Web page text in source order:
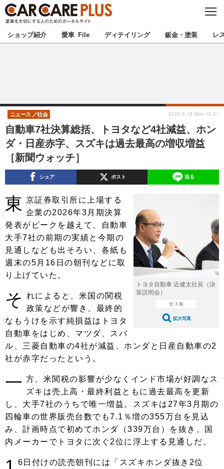
C
S
E
★カーケアプラス認定★ 厳選プロショップを地域から探す
甲信越 北陸
東海 関西
中国
九州 沖縄
注目の記事
ショップレポート 愛車 File
自動車豆知識 ストップ！不具合修理＆粗悪修理
鈑金・塗装
ディテイリング
ディテイリング 洗車
ヘッドライト磨き コーティング
鈑金・塗装
防錆
特集記事
ストップ 不具合修理＆粗悪修理
カーメーカー「旧車」関連プロジェ
クト
コラム
ショップ紹介
ショップレポート プロショップ検索
レストア
カーメーカー「旧車」関連プロジ
ェクト
イベント
イベント告知
ショップ紹介 愛車 File ディテイリング 鈑金・塗装 レ
自動車7社決算総括、トヨタなど4社減益、ホン
ダ・日産赤字、スズキは過去最高の増収増益
［新聞ウォッチ］
ニュース 社会 2026.5.18 Mon 10:21
シェア ポスト 送る
トヨタ自動車 近健太社長（決
算説明会）
全 3 枚
拡大写真
東 京証券取引所に上場する
企業の2026年3月期決算
発表がピークを越えて、自動車
大手7社の前期の実績と今期の
見通しなども出そろい、各紙も
週末の5月16日の朝刊などに取
り上げていた。
そ
れによると、米国の関税
政策などが響き、最終的
なもうけを示す純損益はトヨタ
自動車をはじめ、マツダ、スバ
ル、三菱自動車の4社が減益、ホンダと日産自動車の2
社が赤字だったという。
一 方、米関税の影響が少なくインド市場が好調なス
ズキは売上高・最終利益ともに過去最高を更新
し、大手7社のうちで唯一増益。スズキは27年3月期の
四輪車の世界販売台数でも7.1％増の355万台を見込
み、計画時点で初めてホンダ（339万台）を抜き、国
内メーカーでトヨタに次ぐ2位に浮上する見通しだ。
6日付けの読売朝刊には「スズキホンダ抜き2位